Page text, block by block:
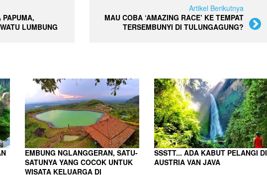
PAPUMA,
LUMBUNG
Artikel Berikutnya
MAU COBA ‘AMAZING RACE’ KE TEMPAT
TERSEMBUNYI DI TULUNGAGUNG?
EMBUNG NGLANGGERAN, SATU-
SATUNYA YANG COCOK UNTUK
WISATA KELUARGA DI
SSSTT... ADA KABUT PELANGI DI
AUSTRIA VAN JAVA